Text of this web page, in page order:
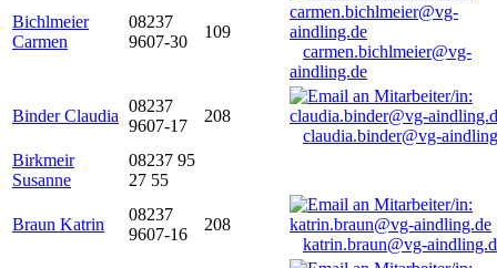
Bichlmeier
Carmen
08237
9607-30
109
carmen.bichlmeier@vg-
aindling.de
Binder Claudia
08237
9607-17
208
claudia.binder@vg-
Birkmeir
Susanne
08237 95
27 55
Braun Katrin
08237
9607-16
208
katrin.braun@vg-